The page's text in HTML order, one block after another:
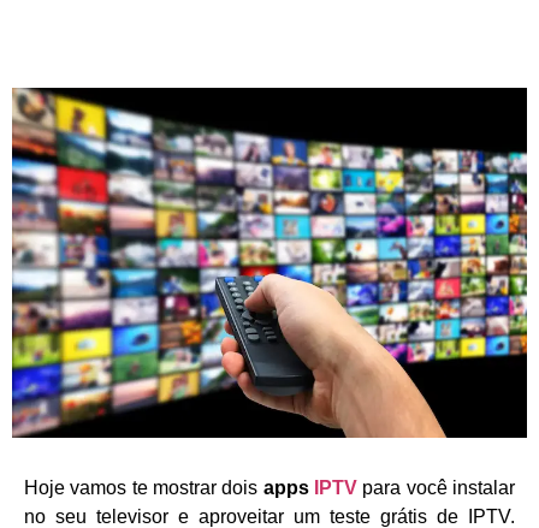
Hoje vamos te mostrar dois apps IPTV para você instalar
no seu televisor e aproveitar um teste grátis de IPTV.